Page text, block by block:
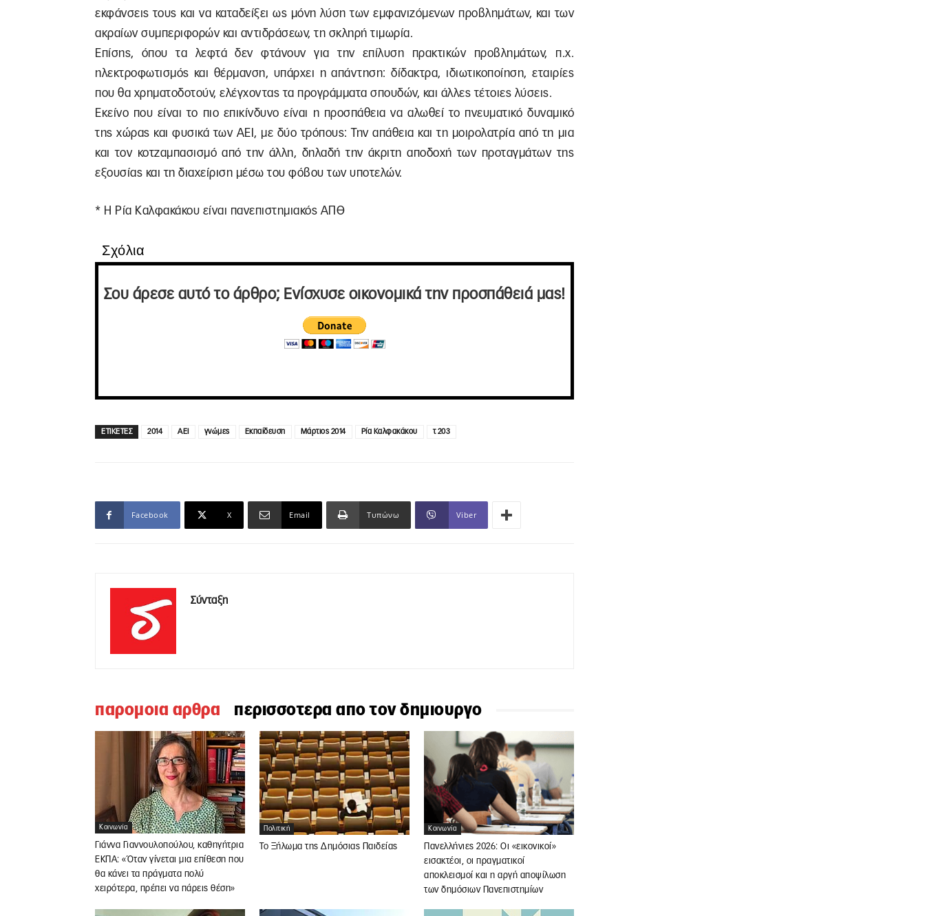
εκφάνσεις τους και να καταδείξει ως μόνη λύση των εμφανιζόμενων προβλημάτων, και των
ακραίων συμπεριφορών και αντιδράσεων, τη σκληρή τιμωρία.
Επίσης, όπου τα λεφτά δεν φτάνουν για την επίλυση πρακτικών προβλημάτων, π.χ.
ηλεκτροφωτισμός και θέρμανση, υπάρχει η απάντηση: δίδακτρα, ιδιωτικοποίηση, εταιρίες
που θα χρηματοδοτούν, ελέγχοντας τα προγράμματα σπουδών, και άλλες τέτοιες λύσεις.
Εκείνο που είναι το πιο επικίνδυνο είναι η προσπάθεια να αλωθεί το πνευματικό δυναμικό
της χώρας και φυσικά των ΑΕΙ, με δύο τρόπους: Την απάθεια και τη μοιρολατρία από τη μια
και τον κοτζαμπασισμό από την άλλη, δηλαδή την άκριτη αποδοχή των προταγμάτων της
εξουσίας και τη διαχείριση μέσω του φόβου των υποτελών.
* Η Ρία Καλφακάκου είναι πανεπιστημιακός ΑΠΘ
Σχόλια
Σου άρεσε αυτό το άρθρο; Ενίσχυσε οικονομικά την προσπάθειά μας!
ΕΤΙΚΕΤΕΣ 2014 ΑΕΙ γνώμες Εκπαίδευση Μάρτιος 2014 Ρία Καλφακάκου τ 203
Facebook X Email Τυπώνω Viber
Σύνταξη
παρομοια αρθρα περισσοτερα απο τον δημιουργο
Κοινωνία
Γιάννα Γιαννουλοπούλου, καθηγήτρια
ΕΚΠΑ: «Όταν γίνεται μια επίθεση που
θα κάνει τα πράγματα πολύ
χειρότερα, πρέπει να πάρεις θέση»
Πολιτική
Το Ξήλωμα της Δημόσιας Παιδείας
Κοινωνία
Πανελλήνιες 2026: Οι «εικονικοί»
εισακτέοι, οι πραγματικοί
αποκλεισμοί και η αργή αποψίλωση
των δημόσιων Πανεπιστημίων